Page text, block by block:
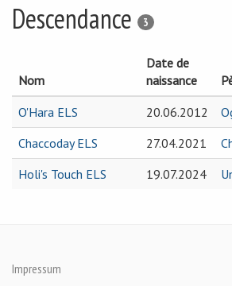
Descendance 3
Nom
Date de
naissance
O'Hara ELS
20.06.2012
Chaccoday ELS
27.04.2021
Holi's Touch ELS
19.07.2024
Impressum